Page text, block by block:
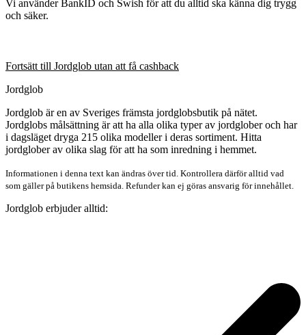
Vi använder BankID och Swish för att du alltid ska känna dig trygg
och säker.
Fortsätt till Jordglob utan att få cashback
Jordglob
Jordglob är en av Sveriges främsta jordglobsbutik på nätet.
Jordglobs målsättning är att ha alla olika typer av jordglober och har
i dagsläget dryga 215 olika modeller i deras sortiment. Hitta
jordglober av olika slag för att ha som inredning i hemmet.
Informationen i denna text kan ändras över tid. Kontrollera därför alltid vad
som gäller på butikens hemsida. Refunder kan ej göras ansvarig för innehållet.
Jordglob erbjuder alltid: